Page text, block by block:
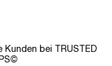
bei TRUSTED